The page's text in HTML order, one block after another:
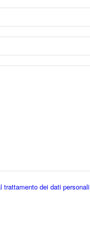
trattamento dei dati personali